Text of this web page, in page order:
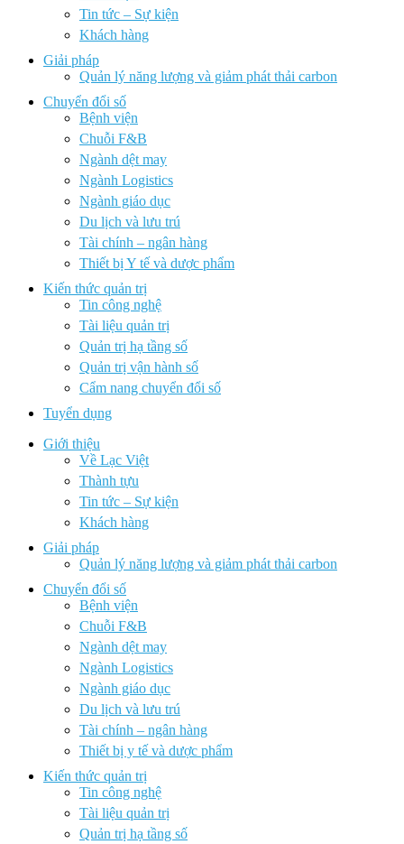
Tin tức – Sự kiện
Khách hàng
Giải pháp
Quản lý năng lượng và giảm phát thải carbon
Chuyển đổi số
Bệnh viện
Chuỗi F&B
Ngành dệt may
Ngành Logistics
Ngành giáo dục
Du lịch và lưu trú
Tài chính – ngân hàng
Thiết bị Y tế và dược phẩm
Kiến thức quản trị
Tin công nghệ
Tài liệu quản trị
Quản trị hạ tầng số
Quản trị vận hành số
Cẩm nang chuyển đổi số
Tuyển dụng
Giới thiệu
Về Lạc Việt
Thành tựu
Tin tức – Sự kiện
Khách hàng
Giải pháp
Quản lý năng lượng và giảm phát thải carbon
Chuyển đổi số
Bệnh viện
Chuỗi F&B
Ngành dệt may
Ngành Logistics
Ngành giáo dục
Du lịch và lưu trú
Tài chính – ngân hàng
Thiết bị y tế và dược phẩm
Kiến thức quản trị
Tin công nghệ
Tài liệu quản trị
Quản trị hạ tầng số